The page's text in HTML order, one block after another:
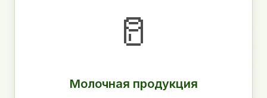
🥛
Молочная продукция